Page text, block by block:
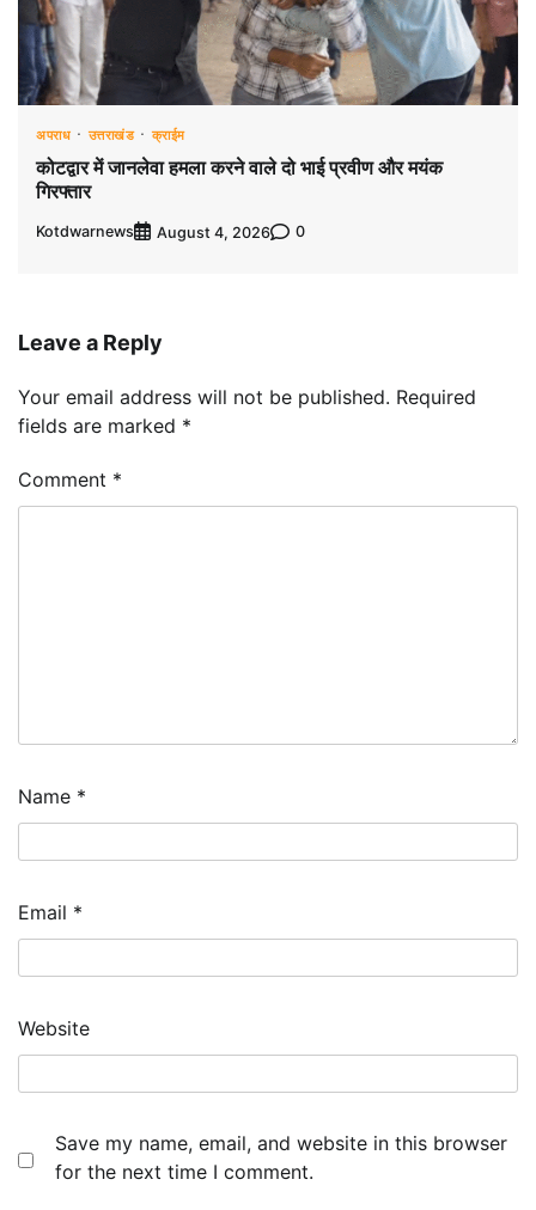
अपराध उत्तराखंड क्राईम
कोटद्वार में जानलेवा हमला करने वाले दो भाई प्रवीण और मयंक
गिरफ्तार
Kotdwarnews August 4, 2026 0
Leave a Reply
Your email address will not be published. Required
fields are marked *
Comment *
Name *
Email *
Website
Save my name, email, and website in this browser
for the next time I comment.